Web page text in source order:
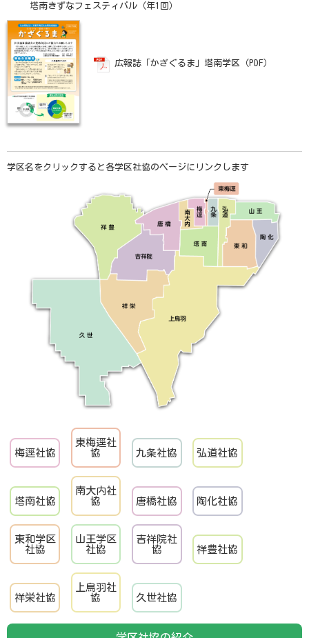
塔南きずなフェスティバル（年1回）
広報誌「かざぐるま」塔南学区（PDF）
学区名をクリックすると各学区社協のページにリンクします
梅逕社協
東梅逕社
協
九条社協 弘道社協
塔南社協
南大内社
協
唐橋社協 陶化社協
東和学区
社協
山王学区
社協
吉祥院社
協
祥豊社協
祥栄社協
上鳥羽社
協
久世社協